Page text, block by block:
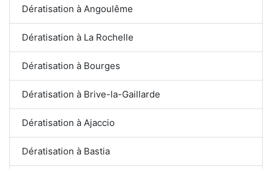
Dératisation à Angoulême
Dératisation à La Rochelle
Dératisation à Bourges
Dératisation à Brive-la-Gaillarde
Dératisation à Ajaccio
Dératisation à Bastia